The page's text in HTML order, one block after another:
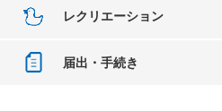
レクリエーション
届出・手続き